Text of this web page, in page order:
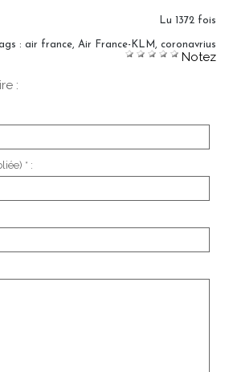
Lu 1372 fois
: air france, Air France-KLM, coronavrius
Notez
:
* :